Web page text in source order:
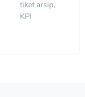
tiket arsip,
KPI